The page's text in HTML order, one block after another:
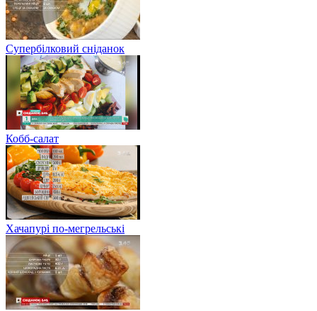
Супербілковий сніданок
Кобб-салат
Хачапурі по-мегрельські